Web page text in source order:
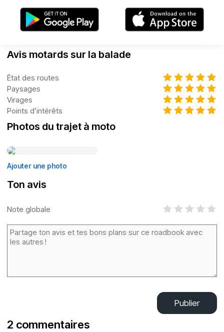
Avis motards sur la balade
État des routes
Paysages
Virages
Points d’intérêts
Photos du trajet à moto
Ajouter une photo
Ton avis
Note globale
Publier
2 commentaires